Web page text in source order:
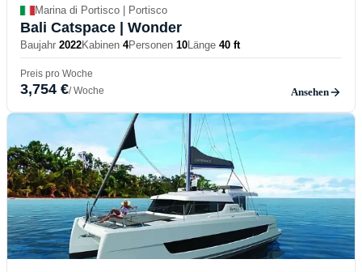
Marina di Portisco | Portisco
Bali Catspace | Wonder
Baujahr 2022Kabinen 4Personen 10Länge 40 ft
Preis pro Woche
3,754 €/ Woche Ansehen